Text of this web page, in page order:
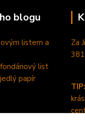
blogu
listem a
list
papír
Za
TIP: